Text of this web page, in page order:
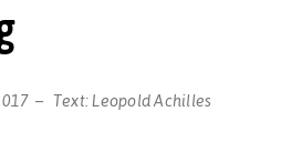
Text:Leopold Achilles